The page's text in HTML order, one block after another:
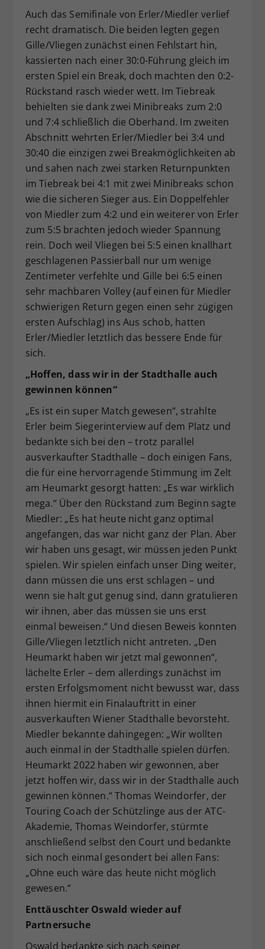
Auch das Semifinale von Erler/Miedler verlief
recht dramatisch. Die beiden legten gegen
Gille/Vliegen zunächst einen Fehlstart hin,
kassierten nach einer 30:0-Führung gleich im
ersten Spiel ein Break, doch machten den 0:2-
Rückstand rasch wieder wett. Im Tiebreak
behielten sie dank zwei Minibreaks zum 2:0
und 7:4 schließlich die Oberhand. Im zweiten
Abschnitt wehrten Erler/Miedler bei 3:4 und
30:40 die einzigen zwei Breakmöglichkeiten ab
und sahen nach zwei starken Returnpunkten
im Tiebreak bei 4:1 mit zwei Minibreaks schon
wie die sicheren Sieger aus. Ein Doppelfehler
von Miedler zum 4:2 und ein weiterer von Erler
zum 5:5 brachten jedoch wieder Spannung
rein. Doch weil Vliegen bei 5:5 einen knallhart
geschlagenen Passierball nur um wenige
Zentimeter verfehlte und Gille bei 6:5 einen
sehr machbaren Volley (auf einen für Miedler
schwierigen Return gegen einen sehr zügigen
ersten Aufschlag) ins Aus schob, hatten
Erler/Miedler letztlich das bessere Ende für
sich.
„Hoffen, dass wir in der Stadthalle auch
gewinnen können“
„Es ist ein super Match gewesen“, strahlte
Erler beim Siegerinterview auf dem Platz und
bedankte sich bei den – trotz parallel
ausverkaufter Stadthalle – doch einigen Fans,
die für eine hervorragende Stimmung im Zelt
am Heumarkt gesorgt hatten: „Es war wirklich
mega.“ Über den Rückstand zum Beginn sagte
Miedler: „Es hat heute nicht ganz optimal
angefangen, das war nicht ganz der Plan. Aber
wir haben uns gesagt, wir müssen jeden Punkt
spielen. Wir spielen einfach unser Ding weiter,
dann müssen die uns erst schlagen – und
wenn sie halt gut genug sind, dann gratulieren
wir ihnen, aber das müssen sie uns erst
einmal beweisen.“ Und diesen Beweis konnten
Gille/Vliegen letztlich nicht antreten. „Den
Heumarkt haben wir jetzt mal gewonnen“,
lächelte Erler – dem allerdings zunächst im
ersten Erfolgsmoment nicht bewusst war, dass
ihnen hiermit ein Finalauftritt in einer
ausverkauften Wiener Stadthalle bevorsteht.
Miedler bekannte dahingegen: „Wir wollten
auch einmal in der Stadthalle spielen dürfen.
Heumarkt 2022 haben wir gewonnen, aber
jetzt hoffen wir, dass wir in der Stadthalle auch
gewinnen können.“ Thomas Weindorfer, der
Touring Coach der Schützlinge aus der ATC-
Akademie, Thomas Weindorfer, stürmte
anschließend selbst den Court und bedankte
sich noch einmal gesondert bei allen Fans:
„Ohne euch wäre das heute nicht möglich
gewesen.“
Enttäuschter Oswald wieder auf
Partnersuche
Oswald bedankte sich nach seiner